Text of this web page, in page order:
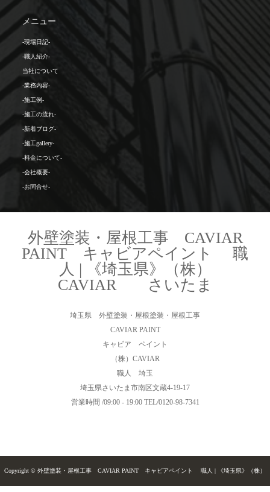
メニュー
-現場日記-
-職人紹介-
当社について
-業務内容-
-施工例-
-施工の流れ-
-新着ブログ-
-施工gallery-
-料金について-
-会社概要-
-お問合せ-
外壁塗装・屋根工事 CAVIAR
PAINT キャビアペイント 職
人 | 《埼玉県》（株）
CAVIAR さいたま
埼玉県 外壁塗装・屋根塗装・屋根工事
CAVIAR PAINT
キャビア ペイント
（株）CAVIAR
職人 埼玉
埼玉県さいたま市南区文蔵4-19-17
営業時間 /09:00 - 19:00 TEL/0120-98-7341
Copyright © 外壁塗装・屋根工事 CAVIAR PAINT キャビアペイント 職人 | 《埼玉県》（株）